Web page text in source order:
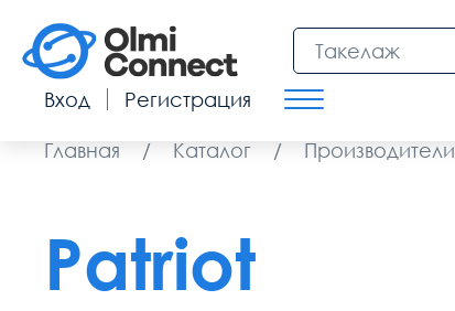
Вход Регистрация
Главная / Каталог / Производители
Patriot